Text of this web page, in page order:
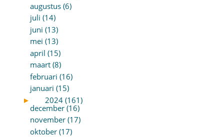
augustus (6)
juli (14)
juni (13)
mei (13)
april (15)
maart (8)
februari (16)
januari (15)
►
2024 (161)
december (16)
november (17)
oktober (17)